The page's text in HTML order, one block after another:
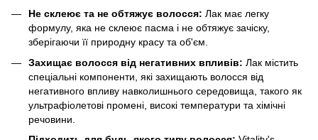
Не склеює та не обтяжує волосся: Лак має легку
формулу, яка не склеює пасма і не обтяжує зачіску,
зберігаючи її природну красу та об'єм.
Захищає волосся від негативних впливів: Лак містить
спеціальні компоненти, які захищають волосся від
негативного впливу навколишнього середовища, такого як
ультрафіолетові промені, високі температури та хімічні
речовини.